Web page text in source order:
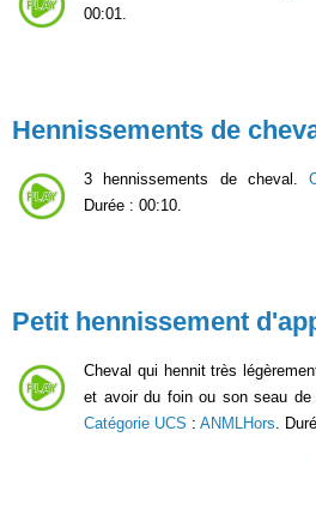
00:01.
Hennissements de
3 hennissements de cheval.
Durée : 00:10.
Petit hennissement
Cheval qui hennit très
et avoir du foin ou son seau de
Catégorie UCS : ANMLHors .